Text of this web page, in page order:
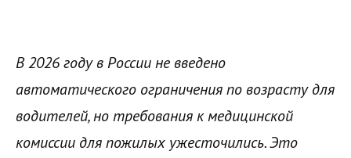
В 2026 году в России не введено
автоматического ограничения по возрасту для
водителей, но требования к медицинской
комиссии для пожилых ужесточились. Это